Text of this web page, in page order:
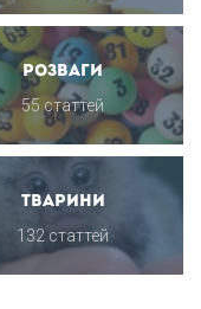
Розваги
55 статтей
Тварини
132 статтей